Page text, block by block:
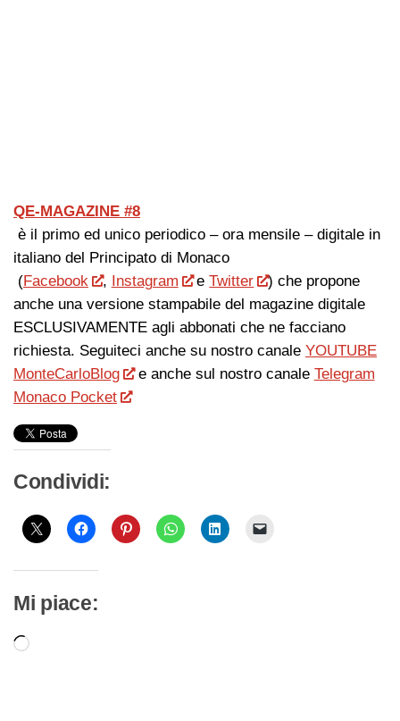
QE-MAGAZINE #8
è il primo ed unico periodico – ora mensile – digitale in
italiano del Principato di Monaco
(Facebook , Instagram eTwitter
) che propone
anche una versione stampabile del magazine digitale
ESCLUSIVAMENTE agli abbonati che ne facciano
richiesta. Seguiteci anche su nostro canale YOUTUBE
MonteCarloBlog
e anche sul nostro canale Telegram
Monaco Pocket
Condividi:
Mi piace:
Caricamento